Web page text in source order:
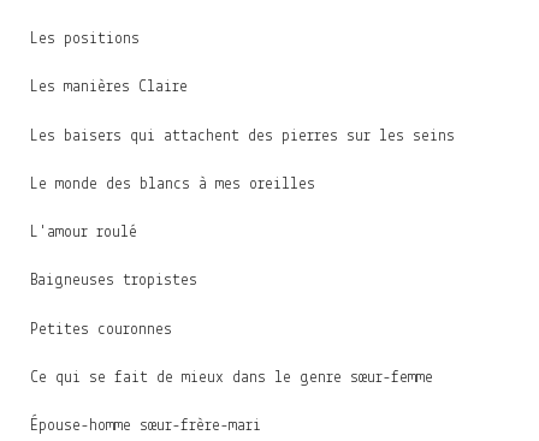
Les positions
Les manières Claire
Les baisers qui attachent des pierres sur les seins
Le monde des blancs à mes oreilles
L'amour roulé
Baigneuses tropistes
Petites couronnes
Ce qui se fait de mieux dans le genre sœur-femme
Épouse-homme sœur-frère-mari